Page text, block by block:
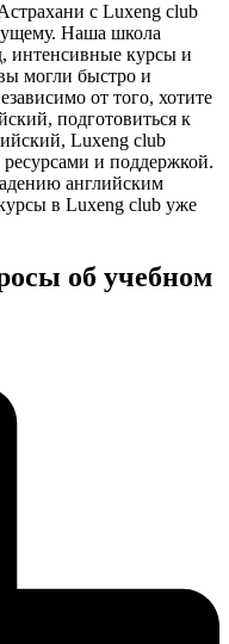
с Luxeng club
Наша школа
интенсивные курсы и
могли быстро и
от того, хотите
подготовиться к
Luxeng club
и поддержкой.
английским
в Luxeng club уже
об учебном